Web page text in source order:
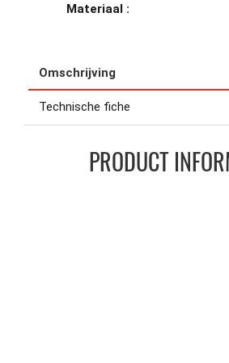
Materiaal :
Omschrijving
Technische fiche
PRODUCT